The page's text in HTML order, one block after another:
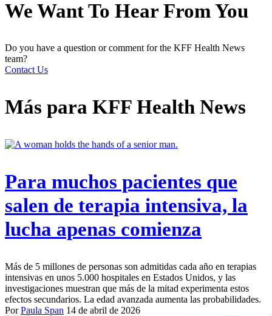
We Want To Hear From You
Do you have a question or comment for the KFF Health News
team?
Contact Us
Más para KFF Health News
Para muchos pacientes que
salen de terapia intensiva, la
lucha apenas comienza
Más de 5 millones de personas son admitidas cada año en terapias
intensivas en unos 5.000 hospitales en Estados Unidos, y las
investigaciones muestran que más de la mitad experimenta estos
efectos secundarios. La edad avanzada aumenta las probabilidades.
PorPaula Span 14 de abril de 2026